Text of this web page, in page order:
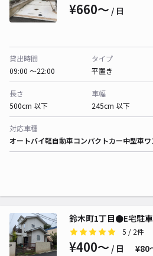
¥660〜 / 日
貸出時間
09:00 〜22:00
タイプ
平置き
長さ
500cm 以下
車幅
245cm 以下
対応車種
オートバイ軽自動車コンパクトカー中型車
鈴木町1丁目●E宅駐
5 / 2件
¥400〜 / 日 ¥80